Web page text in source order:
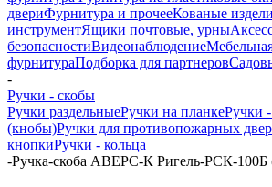
двериФурнитура и прочееКованые
инструментЯщики почтовые, урны
безопасностиВидеонаблюдение
фурнитураПодборка для партнеров
-
Ручки - скобы
Ручки раздельныеРучки на планкеРучки
(кнобы)Ручки для противопожарных
кнопкиРучки - кольца
-Ручка-скоба АВЕРС-К Ригель-РСК-100Б